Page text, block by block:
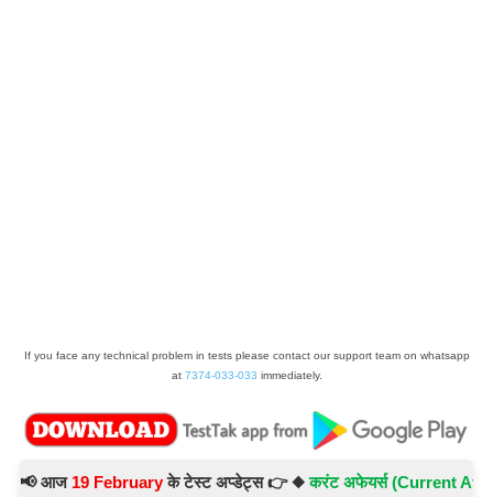
If you face any technical problem in tests please contact our support team on whatsapp
at 7374-033-033 immediately.
आज19 Februaryके टेस्ट अप्डेट्स 👉 ◆करंट अफेयर्स (Current Affairs)